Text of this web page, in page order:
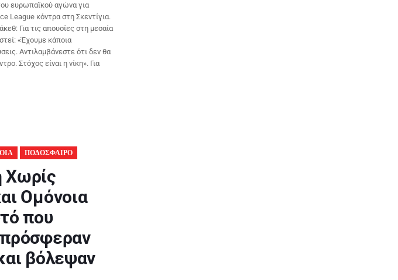
ευρωπαϊκού αγώνα για
League κόντρα στη Σκεντίγια.
Για τις απουσίες στη μεσαία
«Έχουμε κάποια
Αντιλαμβάνεστε ότι δεν θα
Στόχος είναι η νίκη». Για
ΠΟΔΟΣΦΑΙΡΟ
Χωρίς
Ομόνοια
που
βόλεψαν